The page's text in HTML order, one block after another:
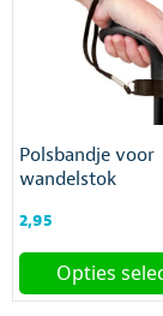
meerdere
variaties.
worden
op
productpagina
Polsbandje voor
wandelstok
2,95
Opties
Dit